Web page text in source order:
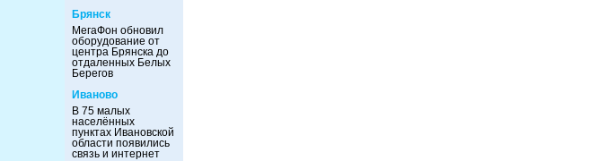
Брянск
МегаФон обновил
оборудование от
центра Брянска до
отдаленных Белых
Берегов
Иваново
В 75 малых
населённых
пунктах Ивановской
области появились
связь и интернет